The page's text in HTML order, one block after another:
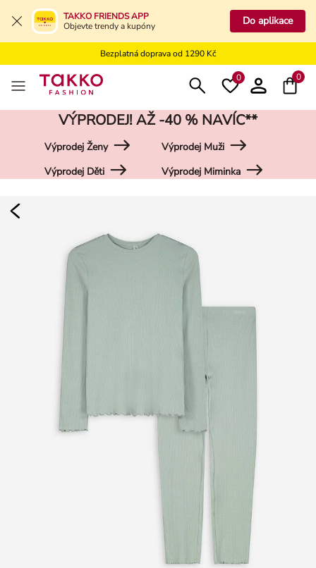
TAKKO FRIENDS APP
Objevte trendy a kupóny
Do aplikace
Bezplatné vrácení na kamennou prodejnu
Doprava zdarma do vaší pobočky od 499 Kč
Bezplatná doprava od 1290 Kč
Bezplatné vrácení na kamennou prodejnu0 0
VÝPRODEJ! AŽ -40 % NAVÍC**
Výprodej Ženy
Výprodej Muži
Výprodej Děti
Výprodej Miminka